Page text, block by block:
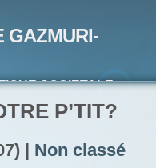
GAZMURI-
SOCIETALE-
ECRIVAIN
P’TIT?
| Non classé